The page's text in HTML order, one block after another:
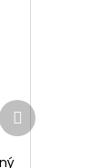
Další
produkt